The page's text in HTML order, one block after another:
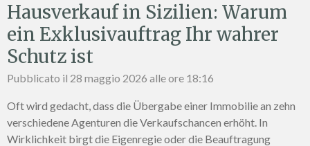
Hausverkauf in Sizilien: Warum
ein Exklusivauftrag Ihr wahrer
Schutz ist
Pubblicato il 28 maggio 2026 alle ore 18:16
Oft wird gedacht, dass die Übergabe einer Immobilie an zehn
verschiedene Agenturen die Verkaufschancen erhöht. In
Wirklichkeit birgt die Eigenregie oder die Beauftragung